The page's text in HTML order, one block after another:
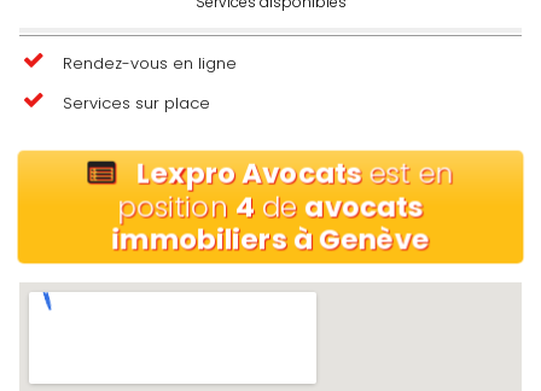
Rendez-vous en ligne
Services sur place
Lexpro Avocatsest en
position 4deavocats
immobiliers à Genève